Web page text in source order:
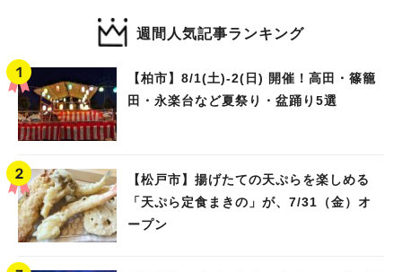
週間人気記事ランキング
【柏市】8/1(土)‐2(日) 開催！高田・篠籠
田・永楽台など夏祭り・盆踊り5選
【松戸市】揚げたての天ぷらを楽しめる
「天ぷら定食まきの」が、7/31（金）オ
ープン